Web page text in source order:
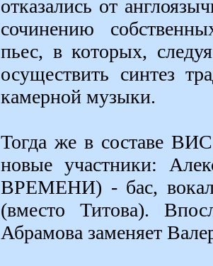
отказались от
сочинению
пьес, в которых,
осуществить синтез
камерной музыки.
Тогда же в составе
новые участники:
ВРЕМЕНИ) - бас,
(вместо Титова).
Абрамова заменяет